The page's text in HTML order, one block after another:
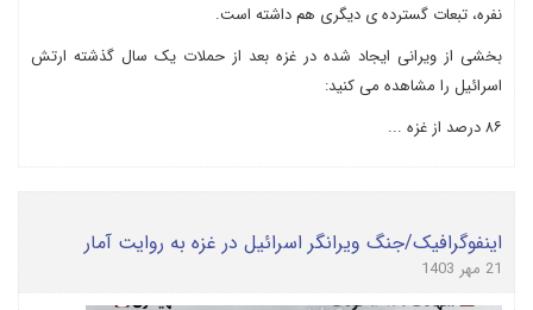
نفره، تبعات گسترده ی دیگری هم داشته است.
بخشی از ویرانی ایجاد شده در غزه بعد از حملات یک سال گذشته ارتش
اسرائیل را مشاهده می کنید:
۸۶ درصد از غزه ...
اینفوگرافیک/جنگ ویرانگر اسرائیل در غزه به روایت آمار
21 مهر 1403